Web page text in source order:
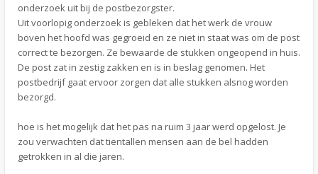
onderzoek uit bij de postbezorgster.
Uit voorlopig onderzoek is gebleken dat het werk de vrouw
boven het hoofd was gegroeid en ze niet in staat was om de post
correct te bezorgen. Ze bewaarde de stukken ongeopend in huis.
De post zat in zestig zakken en is in beslag genomen. Het
postbedrijf gaat ervoor zorgen dat alle stukken alsnog worden
bezorgd.
hoe is het mogelijk dat het pas na ruim 3 jaar werd opgelost. Je
zou verwachten dat tientallen mensen aan de bel hadden
getrokken in al die jaren.